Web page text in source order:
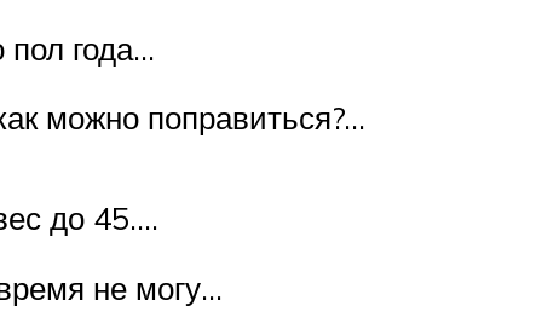
пол года…
можно поправиться?…
до 45….
не могу…